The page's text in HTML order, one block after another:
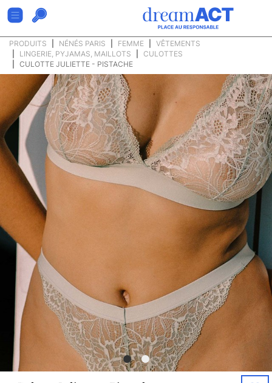
PRODUITS NÉNÉS PARIS FEMME
VÊTEMENTS
LINGERIE, PYJAMAS, MAILLOTS
CULOTTES
CULOTTE JULIETTE - PISTACHE